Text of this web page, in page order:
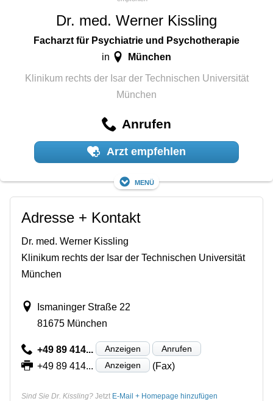
Dr. med. Werner Kissling
Facharzt für Psychiatrie und Psychotherapie
in München
Klinikum rechts der Isar der Technischen Universität
München
Anrufen
Arzt empfehlen
Menü
Adresse + Kontakt
Dr. med. Werner Kissling
Klinikum rechts der Isar der Technischen Universität
München
Ismaninger Straße 22
81675 München
+49 89 414... Anzeigen Anrufen
+49 89 414... Anzeigen (Fax)
Sind Sie Dr. Kissling? Jetzt E-Mail + Homepage hinzufügen